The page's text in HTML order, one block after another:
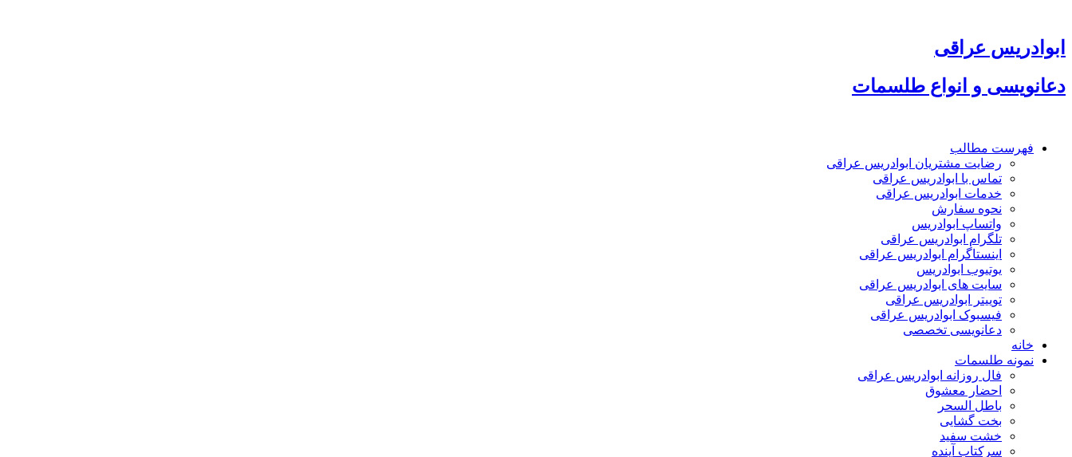
محتوا
ابوادریس عراقی
دعانویسی و انواع طلسمات
فهرست مطالب
رضایت مشتریان ابوادریس عراقی
تماس با ابوادریس عراقی
خدمات ابوادریس عراقی
نحوه سفارش
واتساپ ابوادریس
تلگرام ابوادریس عراقی
اینستاگرام ابوادریس عراقی
یوتیوب ابوادریس
سایت های ابوادریس عراقی
توییتر ابوادریس عراقی
فیسبوک ابوادریس عراقی
دعانویسی تخصصی
خانه
نمونه طلسمات
فال روزانه ابوادریس عراقی
احضار معشوق
باطل السحر
بخت گشایی
خشت سفید
سرکتاب آینده